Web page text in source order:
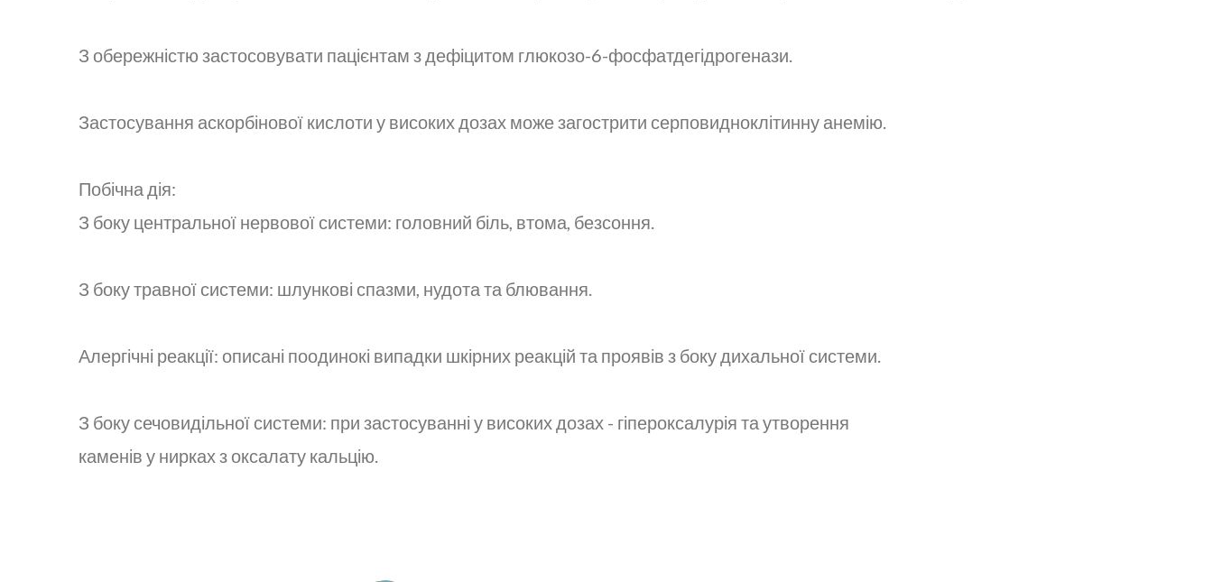
З обережністю застосовувати пацієнтам з дефіцитом глюкозо-6-фосфатдегідрогенази.
Застосування аскорбінової кислоти у високих дозах може загострити серповидноклітинну анемію.
Побічна дія:
З боку центральної нервової системи: головний біль, втома, безсоння.
З боку травної системи: шлункові спазми, нудота та блювання.
Алергічні реакції: описані поодинокі випадки шкірних реакцій та проявів з боку дихальної системи.
З боку сечовидільної системи: при застосуванні у високих дозах - гіпероксалурія та утворення
каменів у нирках з оксалату кальцію.